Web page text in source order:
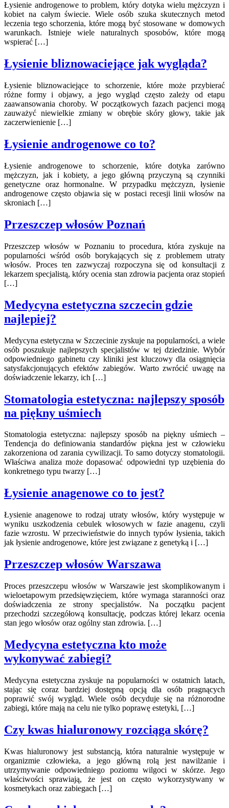
Łysienie androgenowe to problem, który dotyka wielu mężczyzn i
kobiet na całym świecie. Wiele osób szuka skutecznych metod
leczenia tego schorzenia, które mogą być stosowane w domowych
warunkach. Istnieje wiele naturalnych sposobów, które mogą
wspierać […]
Łysienie bliznowaciejące jak wygląda?
Łysienie bliznowaciejące to schorzenie, które może przybierać
różne formy i objawy, a jego wygląd często zależy od etapu
zaawansowania choroby. W początkowych fazach pacjenci mogą
zauważyć niewielkie zmiany w obrębie skóry głowy, takie jak
zaczerwienienie […]
Łysienie androgenowe co to?
Łysienie androgenowe to schorzenie, które dotyka zarówno
mężczyzn, jak i kobiety, a jego główną przyczyną są czynniki
genetyczne oraz hormonalne. W przypadku mężczyzn, łysienie
androgenowe często objawia się w postaci recesji linii włosów na
skroniach […]
Przeszczep włosów Poznań
Przeszczep włosów w Poznaniu to procedura, która zyskuje na
popularności wśród osób borykających się z problemem utraty
włosów. Proces ten zazwyczaj rozpoczyna się od konsultacji z
lekarzem specjalistą, który ocenia stan zdrowia pacjenta oraz stopień
[…]
Medycyna estetyczna szczecin gdzie
najlepiej?
Medycyna estetyczna w Szczecinie zyskuje na popularności, a wiele
osób poszukuje najlepszych specjalistów w tej dziedzinie. Wybór
odpowiedniego gabinetu czy kliniki jest kluczowy dla osiągnięcia
satysfakcjonujących efektów zabiegów. Warto zwrócić uwagę na
doświadczenie lekarzy, ich […]
Stomatologia estetyczna: najlepszy sposób
na piękny uśmiech
Stomatologia estetyczna: najlepszy sposób na piękny uśmiech –
Tendencja do definiowania standardów piękna jest w człowieku
zakorzeniona od zarania cywilizacji. To samo dotyczy stomatologii.
Właściwa analiza może dopasować odpowiedni typ uzębienia do
konkretnego typu twarzy […]
Łysienie anagenowe co to jest?
Łysienie anagenowe to rodzaj utraty włosów, który występuje w
wyniku uszkodzenia cebulek włosowych w fazie anagenu, czyli
fazie wzrostu. W przeciwieństwie do innych typów łysienia, takich
jak łysienie androgenowe, które jest związane z genetyką i […]
Przeszczep włosów Warszawa
Proces przeszczepu włosów w Warszawie jest skomplikowanym i
wieloetapowym przedsięwzięciem, które wymaga staranności oraz
doświadczenia ze strony specjalistów. Na początku pacjent
przechodzi szczegółową konsultację, podczas której lekarz ocenia
stan jego włosów oraz ogólny stan zdrowia. […]
Medycyna estetyczna kto może
wykonywać zabiegi?
Medycyna estetyczna zyskuje na popularności w ostatnich latach,
stając się coraz bardziej dostępną opcją dla osób pragnących
poprawić swój wygląd. Wiele osób decyduje się na różnorodne
zabiegi, które mają na celu nie tylko poprawę estetyki, […]
Czy kwas hialuronowy rozciąga skórę?
Kwas hialuronowy jest substancją, która naturalnie występuje w
organizmie człowieka, a jego główną rolą jest nawilżanie i
utrzymywanie odpowiedniego poziomu wilgoci w skórze. Jego
właściwości sprawiają, że jest on często wykorzystywany w
kosmetykach oraz zabiegach […]